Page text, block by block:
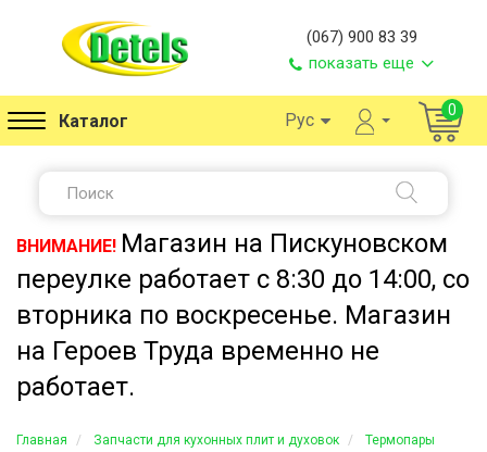
(067) 900 83 39
показать еще
Каталог Рус 0
ВНИМАНИЕ! Магазин на Пискуновском
переулке работает с 8:30 до 14:00, со
вторника по воскресенье. Магазин
на Героев Труда временно не
работает.
Главная Запчасти для кухонных плит и духовок
Термопары